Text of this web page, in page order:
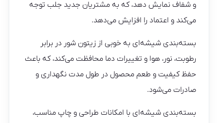
و شفاف نمایش دهد، که به مشتریان جدید جلب توجه
می‌کند و اعتماد را افزایش می‌دهد.
بسته‌بندی شیشه‌ای به خوبی از زیتون شور در برابر
رطوبت، نور، هوا و تغییرات دما محافظت می‌کند، که باعث
حفظ کیفیت و طعم محصول در طول مدت نگهداری و
صادرات می‌شود.
بسته‌بندی شیشه‌ای با امکانات طراحی و چاپ مناسب،